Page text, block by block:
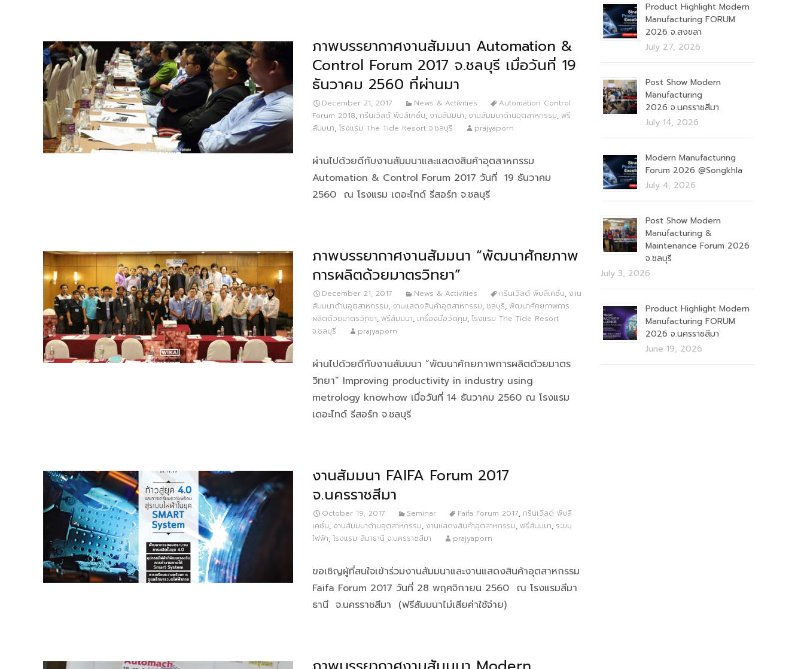
ภาพบรรยากาศงานสัมมนา Automation &
Control Forum 2017 จ.ชลบุรี เมื่อวันที่ 19
ธันวาคม 2560 ที่ผ่านมา
December 21, 2017 News & Activities
Automation Control
Forum 2018, กรีนเวิลด์ พับลิเคชั่น, งานสัมมนา, งานสัมมนาด้านอุตสาหกรรม, ฟรี
สัมมนา, โรงแรม The Tide Resort จ.ชลบุรี prajyaporn
ผ่านไปด้วยดีกับงานสัมมนาและแสดงสินค้าอุตสาหกรรม
Automation & Control Forum 2017 วันที่ 19 ธันวาคม
2560 ณ โรงแรม เดอะไทด์ รีสอร์ท จ.ชลบุรี
ภาพบรรยากาศงานสัมมนา “พัฒนาศักยภาพ
การผลิตด้วยมาตรวิทยา”
December 21, 2017 News & Activities กรีนเวิลด์ พับลิเคชั่น, งาน
สัมมนาด้านอุตสาหกรรม, งานแสดงสินค้าอุตสาหกรรม, ชลบุรี, พัฒนาศักยภาพการ
ผลิตด้วยมาตรวิทยา, ฟรีสัมมนา, เครื่องมือวัดคุม, โรงแรม The Tide Resort
จ.ชลบุรี
prajyaporn
ผ่านไปด้วยดีกับงานสัมมนา “พัฒนาศักยภาพการผลิตด้วยมาตร
วิทยา” Improving productivity in industry using
metrology knowhow เมื่อวันที่ 14 ธันวาคม 2560 ณ โรงแรม
เดอะไทด์ รีสอร์ท จ.ชลบุรี
งานสัมมนา FAIFA Forum 2017
จ.นครราชสีมา
October 19, 2017 Seminar Faifa Forum 2017, กรีนเวิลด์ พับลิ
เคชั่น, งานสัมมนาด้านอุตสาหกรรม, งานแสดงสินค้าอุตสาหกรรม, ฟรีสัมมนา, ระบบ
ไฟฟ้า, โรงแรม สีมาธานี จ.นครราชสีมา prajyaporn
ขอเชิญผู้ที่สนใจเข้าร่วมงานสัมมนาและงานแสดงสินค้าอุตสาหกรรม
Faifa Forum 2017 วันที่ 28 พฤศจิกายน 2560 ณ โรงแรมสีมา
ธานี จ.นครราชสีมา (ฟรีสัมมนาไม่เสียค่าใช้จ่าย)
Product Highlight Modern
Manufacturing FORUM
2026 จ.สงขลา
July 27, 2026
Post Show Modern
Manufacturing
2026 จ.นครราชสีมา
July 14, 2026
Modern Manufacturing
Forum 2026 @Songkhla
July 4, 2026
Post Show Modern
Manufacturing &
Maintenance Forum 2026
จ.ชลบุรี
July 3, 2026
Product Highlight Modern
Manufacturing FORUM
2026 จ.นครราชสีมา
June 19, 2026